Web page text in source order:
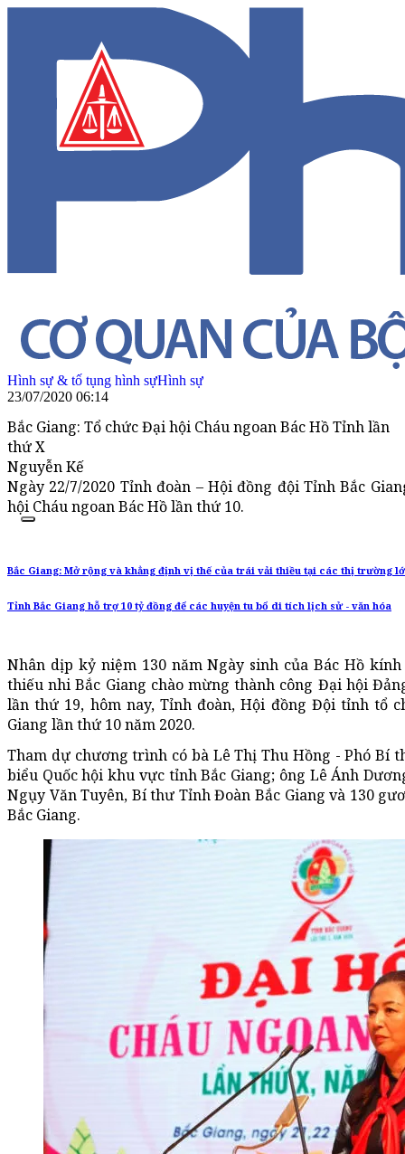
Hình sự & tố tụng hình sựHình sự
23/07/2020 06:14
Bắc Giang: Tổ chức Đại hội Cháu ngoan Bác Hồ Tỉnh lần
thứ X
Nguyễn Kế
Ngày 22/7/2020 Tỉnh đoàn – Hội đồng đội Tỉnh Bắc
hội Cháu ngoan Bác Hồ lần thứ 10.
Bắc Giang: Mở rộng và khẳng định vị thế của trái vải thiều tại các thị trường
Tỉnh Bắc Giang hỗ trợ 10 tỷ đồng để các huyện tu bổ di tích lịch sử - văn hóa
Nhân dịp kỷ niệm 130 năm Ngày sinh của Bác Hồ
thiếu nhi Bắc Giang chào mừng thành công Đại hội
lần thứ 19, hôm nay, Tỉnh đoàn, Hội đồng Đội tỉnh tổ
Giang lần thứ 10 năm 2020.
Tham dự chương trình có bà Lê Thị Thu Hồng - Phó Bí
biểu Quốc hội khu vực tỉnh Bắc Giang; ông Lê Ánh
Ngụy Văn Tuyên, Bí thư Tỉnh Đoàn Bắc Giang và 130
Bắc Giang.